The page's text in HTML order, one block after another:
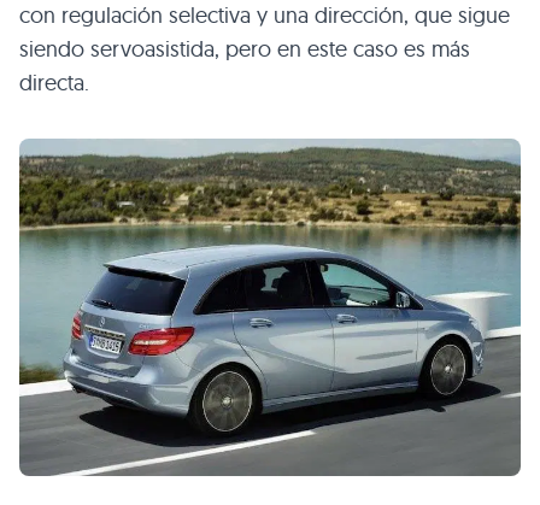
con regulación selectiva y una dirección, que sigue
siendo servoasistida, pero en este caso es más
directa.